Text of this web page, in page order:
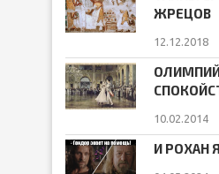
ЖРЕЦОВ
12.12.2018
10.02.2014
И РОХАН